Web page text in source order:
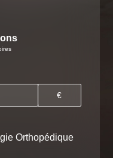
€
Orthopédique